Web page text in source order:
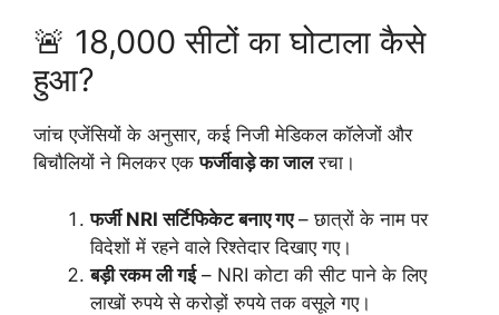
🚨 18,000 सीटों का घोटाला कैसे
हुआ?
जांच एजेंसियों के अनुसार, कई निजी मेडिकल कॉलेजों और
बिचौलियों ने मिलकर एकफर्जीवाड़े का जालरचा।
फर्जी NRI सर्टिफिकेट बनाए गए– छात्रों के नाम पर
विदेशों में रहने वाले रिश्तेदार दिखाए गए।
बड़ी रकम ली गई– NRI कोटा की सीट पाने के लिए
लाखों रुपये से करोड़ों रुपये तक वसूले गए।